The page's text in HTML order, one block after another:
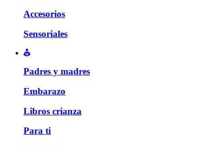
Accesorios
Sensoriales
Padres y madres
Embarazo
Libros crianza
Para ti